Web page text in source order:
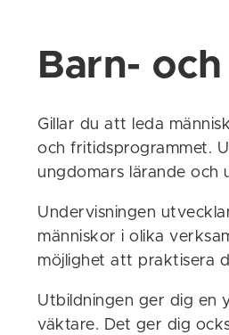
Barn-
Gillar du att leda
och fritidsprogrammet.
ungdomars lärande och
Undervisningen
människor i olika
möjlighet att praktisera
Utbildningen ger dig en
väktare. Det ger dig